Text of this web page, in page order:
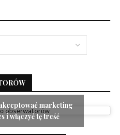
obserwatorów
marketing
i włączyć tę treść